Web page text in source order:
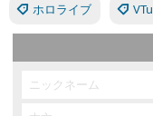
ホロライブ